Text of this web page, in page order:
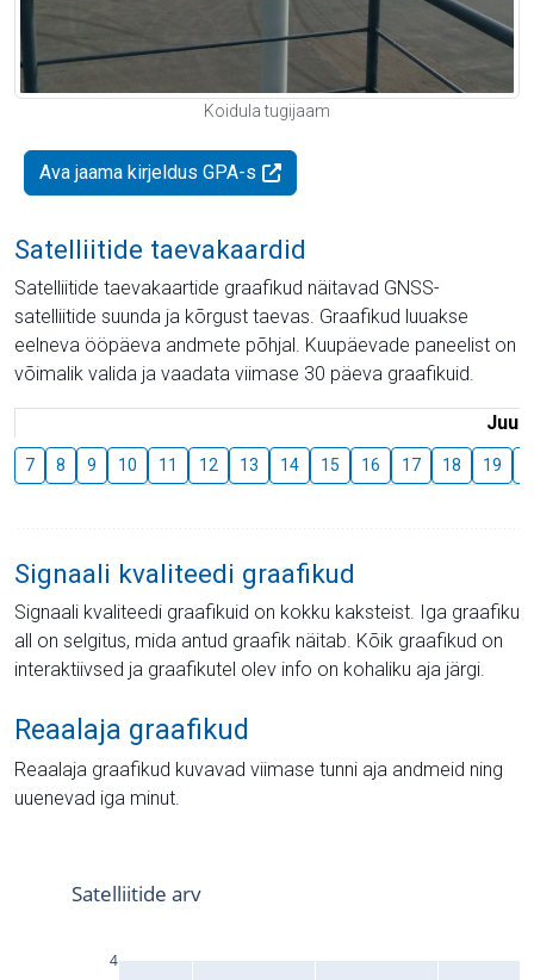
Koidula tugijaam
Ava jaama kirjeldus GPA-s
Satelliitide taevakaardid
Satelliitide taevakaartide graafikud näitavad GNSS-
satelliitide suunda ja kõrgust taevas. Graafikud luuakse
eelneva ööpäeva andmete põhjal. Kuupäevade paneelist on
võimalik valida ja vaadata viimase 30 päeva graafikuid.
Juuli
7 8 9 10 11 12 13 14 15 16 17 18 19
Signaali kvaliteedi graafikud
Signaali kvaliteedi graafikuid on kokku kaksteist. Iga graafiku
all on selgitus, mida antud graafik näitab. Kõik graafikud on
interaktiivsed ja graafikutel olev info on kohaliku aja järgi.
Reaalaja graafikud
Reaalaja graafikud kuvavad viimase tunni aja andmeid ning
uuenevad iga minut.